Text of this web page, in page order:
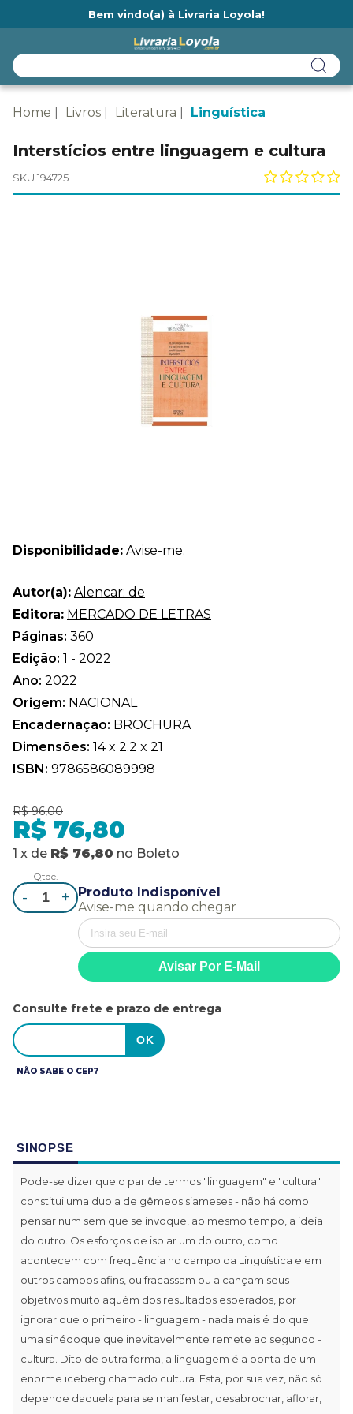
Bem vindo(a) à Livraria Loyola!
Home Livros Literatura Linguística
Interstícios entre linguagem e cultura
SKU 194725
Disponibilidade: Avise-me.
Autor(a): Alencar: de
Editora: MERCADO DE LETRAS
Páginas: 360
Edição: 1 - 2022
Ano: 2022
Origem: NACIONAL
Encadernação: BROCHURA
Dimensões: 14 x 2.2 x 21
ISBN: 9786586089998
R$ 96,00
R$ 76,80
1 x de R$ 76,80 no Boleto
Qtde.
- +
Produto Indisponível
Avise-me quando chegar
Consulte frete e prazo de entrega
NÃO SABE O CEP?
SINOPSE
Pode-se dizer que o par de termos "linguagem" e "cultura"
constitui uma dupla de gêmeos siameses - não há como
pensar num sem que se invoque, ao mesmo tempo, a ideia
do outro. Os esforços de isolar um do outro, como
acontecem com frequência no campo da Linguística e em
outros campos afins, ou fracassam ou alcançam seus
objetivos muito aquém dos resultados esperados, por
ignorar que o primeiro - linguagem - nada mais é do que
uma sinédoque que inevitavelmente remete ao segundo -
cultura. Dito de outra forma, a linguagem é a ponta de um
enorme iceberg chamado cultura. Esta, por sua vez, não só
depende daquela para se manifestar, desabrochar, aflorar,